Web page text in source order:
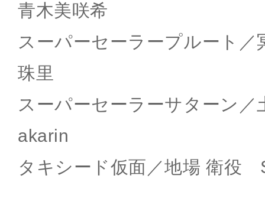
青木美咲希
スーパーセーラープルート
珠里
スーパーセーラーサターン
akarin
タキシード仮面／地場 衛役